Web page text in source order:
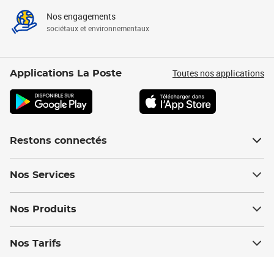
Nos engagements
sociétaux et environnementaux
Applications La Poste Toutes nos applications
Restons connectés
Nos Services
Nos Produits
Nos Tarifs